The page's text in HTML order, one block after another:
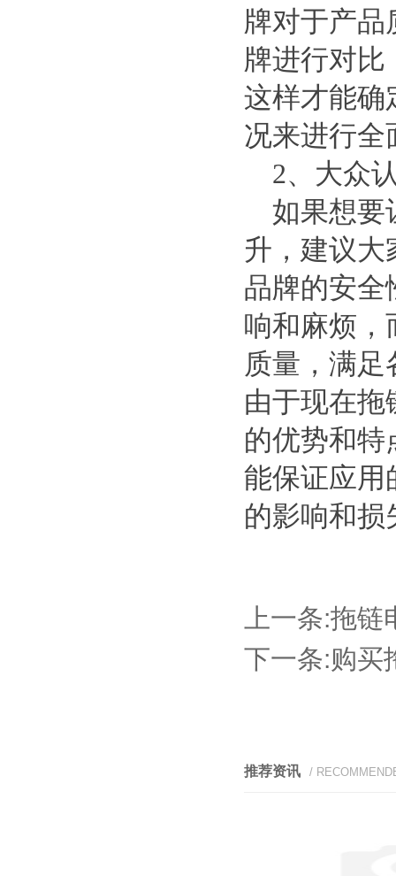
牌对于产品
牌进行对比
这样才能确
况来进行全
2、大众
如果想要
升，建议大
品牌的安全
响和麻烦，
质量，满
由于现在拖
的优势和特
能保证应用
的影响和损
上一条:拖链
下一条:购买
推荐资讯 /